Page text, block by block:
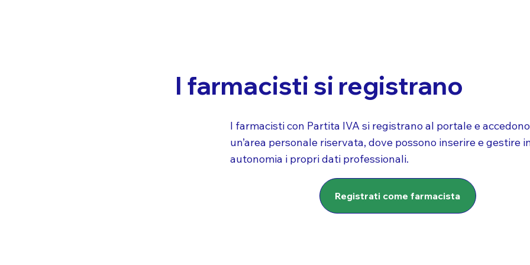
I farmacisti si registrano
I farmacisti con Partita IVA si registrano al portale e
un’area personale riservata, dove possono inserire e gestire
autonomia i propri dati professionali.
Registrati come farmacista